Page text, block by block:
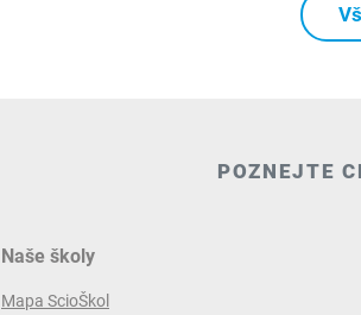
POZNEJTE
Naše školy
Mapa ScioŠkol